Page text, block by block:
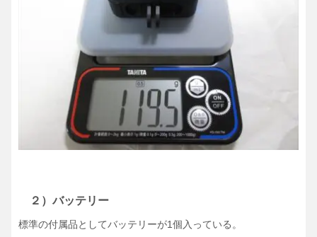
２）バッテリー
標準の付属品としてバッテリーが1個入っている。